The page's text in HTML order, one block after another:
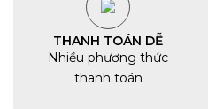
THANH TOÁN DỄ
Nhiều phương thức
thanh toán